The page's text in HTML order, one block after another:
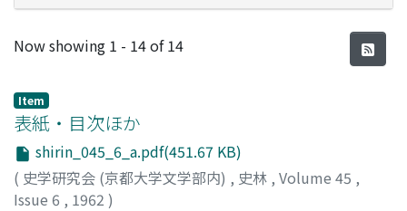
Recent Submissions
Now showing 1 - 14 of 14
Item
表紙・目次ほか
shirin_045_6_a.pdf(451.67 KB)
( 史学研究会 (京都大学文学部内) , 史林 , Volume 45 ,
Issue 6 , 1962 )